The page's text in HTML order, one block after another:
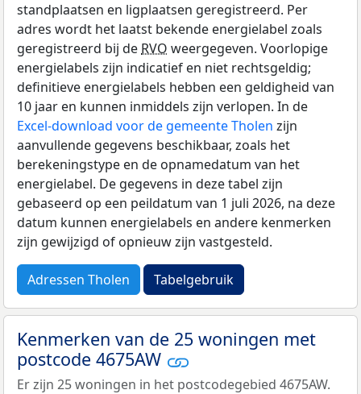
standplaatsen en ligplaatsen geregistreerd. Per
adres wordt het laatst bekende energielabel zoals
geregistreerd bij de RVO weergegeven. Voorlopige
energielabels zijn indicatief en niet rechtsgeldig;
definitieve energielabels hebben een geldigheid van
10 jaar en kunnen inmiddels zijn verlopen. In de
Excel-download voor de gemeente Tholen zijn
aanvullende gegevens beschikbaar, zoals het
berekeningstype en de opnamedatum van het
energielabel. De gegevens in deze tabel zijn
gebaseerd op een peildatum van 1 juli 2026, na deze
datum kunnen energielabels en andere kenmerken
zijn gewijzigd of opnieuw zijn vastgesteld.
Adressen Tholen Tabelgebruik
Kenmerken van de 25 woningen met
postcode 4675AW
Er zijn 25 woningen in het postcodegebied 4675AW.